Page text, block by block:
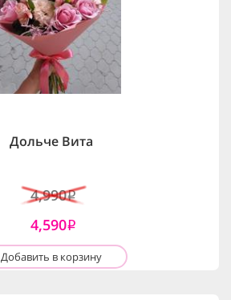
Дольче Вита
4,990i
4,590i
Добавить в корзину